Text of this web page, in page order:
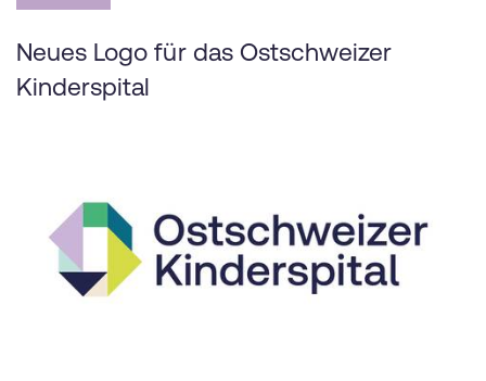
Neues Logo für das Ostschweizer
Kinderspital